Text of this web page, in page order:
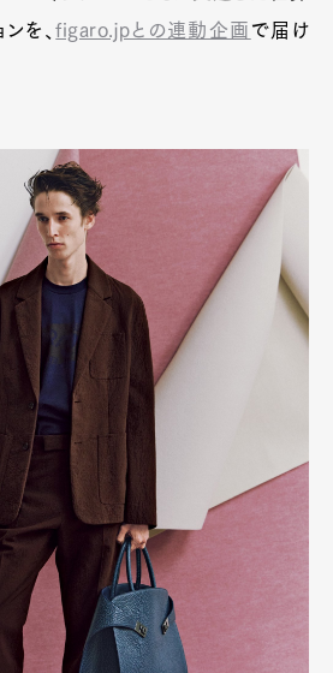
Watch
Fashion
Gourmet
Culture Lifestyle
を、figaro.jpとの連動企画 で届け